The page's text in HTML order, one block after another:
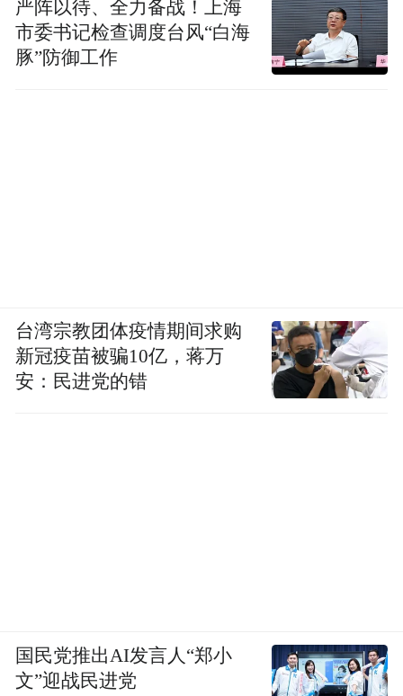
严阵以待、全力备战！上海
市委书记检查调度台风“白海
豚”防御工作
台湾宗教团体疫情期间求购
新冠疫苗被骗10亿，蒋万
安：民进党的错
国民党推出AI发言人“郑小
文”迎战民进党